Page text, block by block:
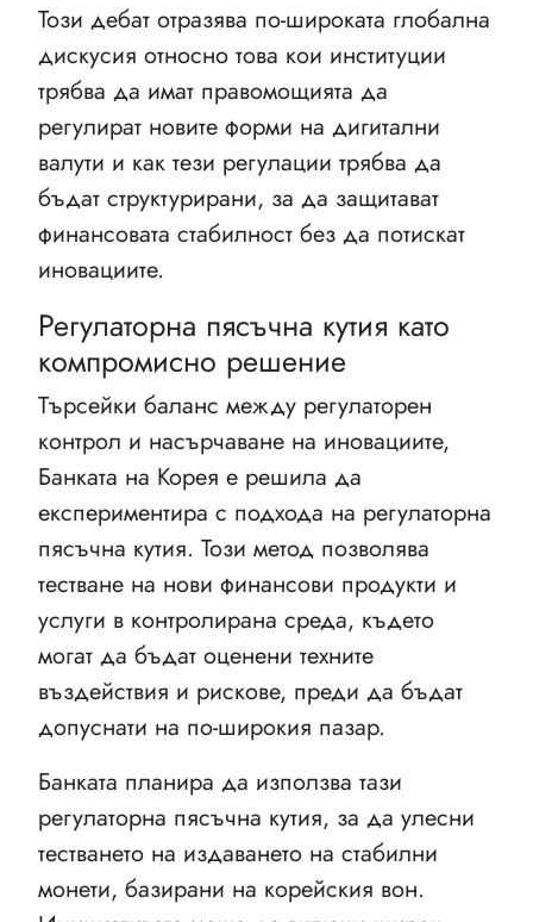
Този дебат отразява по-широката глобална
дискусия относно това кои институции
трябва да имат правомощията да
регулират новите форми на дигитални
валути и как тези регулации трябва да
бъдат структурирани, за да защитават
финансовата стабилност без да потискат
иновациите.
Регулаторна пясъчна кутия като
компромисно решение
Търсейки баланс между регулаторен
контрол и насърчаване на иновациите,
Банката на Корея е решила да
експериментира с подхода на регулаторна
пясъчна кутия. Този метод позволява
тестване на нови финансови продукти и
услуги в контролирана среда, където
могат да бъдат оценени техните
въздействия и рискове, преди да бъдат
допуснати на по-широкия пазар.
Банката планира да използва тази
регулаторна пясъчна кутия, за да улесни
тестването на издаването на стабилни
монети, базирани на корейския вон.